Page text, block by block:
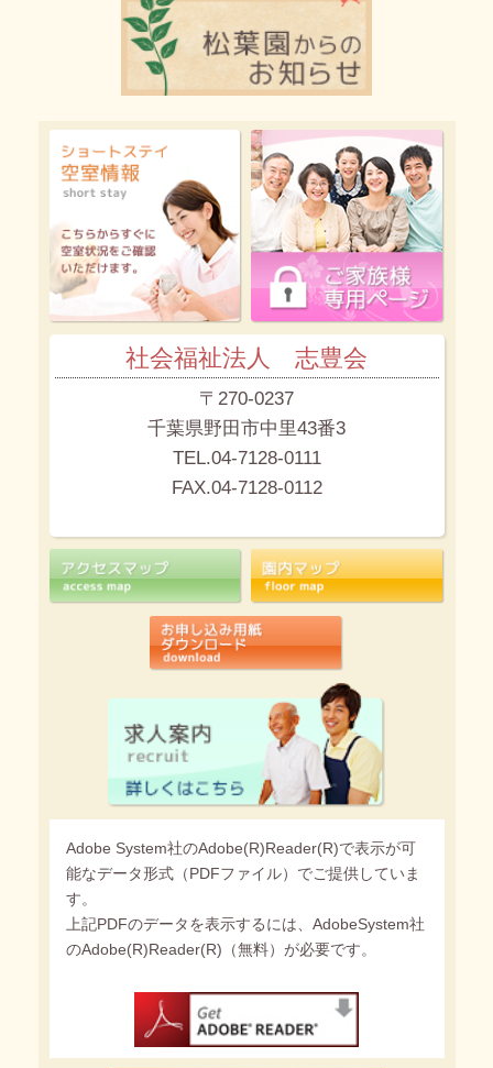
社会福祉法人 志豊会
〒270-0237
千葉県野田市中里43番3
TEL.04-7128-0111
FAX.04-7128-0112
Adobe System社のAdobe(R)Reader(R)で表示が可
能なデータ形式（PDFファイル）でご提供していま
す。
上記PDFのデータを表示するには、AdobeSystem社
のAdobe(R)Reader(R)（無料）が必要です。